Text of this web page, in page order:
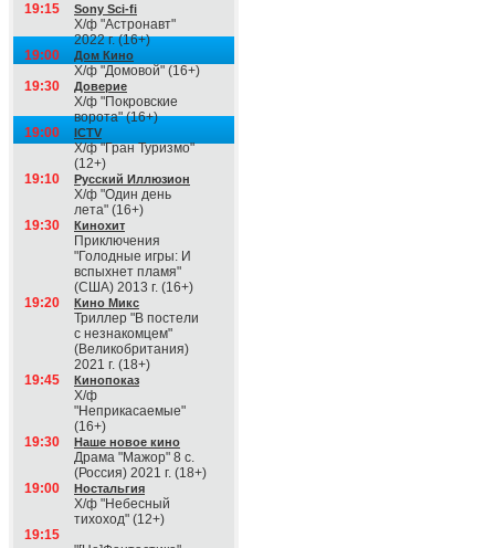
19:15 Sony Sci-fi
Х/ф "Астронавт"
2022 г. (16+)
19:00
Дом Кино
Х/ф "Домовой" (16+)
19:30
Доверие
Х/ф "Покровские
ворота" (16+)
19:00
ICTV
Х/ф "Гран Туризмо"
(12+)
19:10
Русский Иллюзион
Х/ф "Один день
лета" (16+)
19:30
Кинохит
Приключения
"Голодные игры: И
вспыхнет пламя"
(США) 2013 г. (16+)
19:20
Кино Микс
Триллер "В постели
с незнакомцем"
(Великобритания)
2021 г. (18+)
19:45
Кинопоказ
Х/ф
"Неприкасаемые"
(16+)
19:30
Наше новое кино
Драма "Мажор" 8 с.
(Россия) 2021 г. (18+)
19:00
Ностальгия
Х/ф "Небесный
тихоход" (12+)
19:15